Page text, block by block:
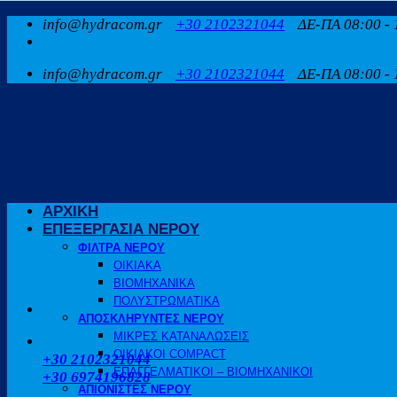
Μετάβαση
στο
info@hydracom.gr +30 2102321044 ΔΕ-ΠΑ 08:00 -
info@hydracom.gr +30 2102321044 ΔΕ-ΠΑ 08:00 -
ΚΑΛΕΣΤΕ ΜΑΣ
+30 2102321044
+30 6974196828
ΑΡΧΙΚΗ
ΕΠΕΞΕΡΓΑΣΙΑ ΝΕΡΟΥ
ΦΙΛΤΡΑ ΝΕΡΟΥ
ΟΙΚΙΑΚΑ
ΒΙΟΜΗΧΑΝΙΚΑ
ΠΟΛΥΣΤΡΩΜΑΤΙΚΑ
ΑΠΟΣΚΛΗΡΥΝΤΕΣ ΝΕΡΟΥ
ΜΙΚΡΕΣ ΚΑΤΑΝΑΛΩΣΕΙΣ
ΟΙΚΙΑΚΟΙ COMPACT
ΕΠΑΓΓΕΛΜΑΤΙΚΟΙ – ΒΙΟΜΗΧΑΝΙΚΟΙ
ΑΠΙΟΝΙΣΤΕΣ ΝΕΡΟΥ